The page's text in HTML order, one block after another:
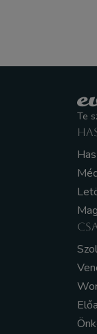
Te